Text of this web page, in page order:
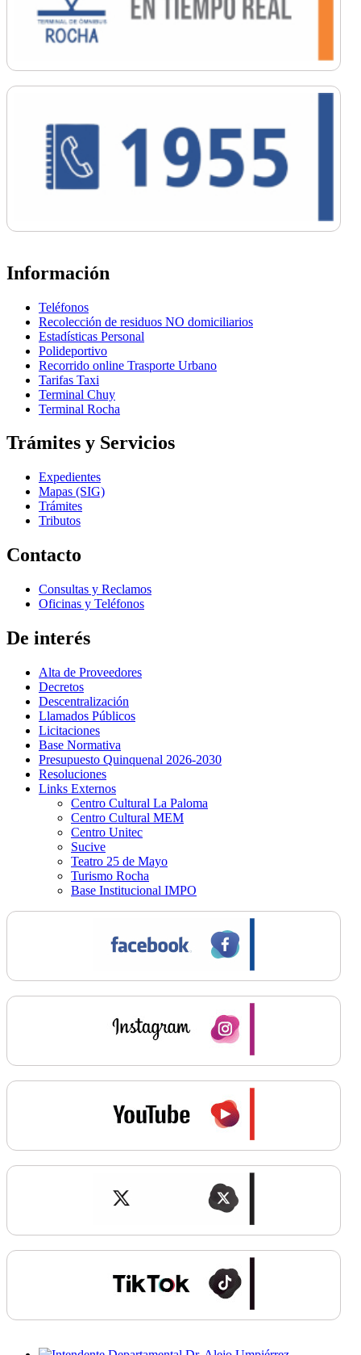
Información
Teléfonos
Recolección de residuos NO domiciliarios
Estadísticas Personal
Polideportivo
Recorrido online Trasporte Urbano
Tarifas Taxi
Terminal Chuy
Terminal Rocha
Trámites y Servicios
Expedientes
Mapas (SIG)
Trámites
Tributos
Contacto
Consultas y Reclamos
Oficinas y Teléfonos
De interés
Alta de Proveedores
Decretos
Descentralización
Llamados Públicos
Licitaciones
Base Normativa
Presupuesto Quinquenal 2026-2030
Resoluciones
Links Externos
Centro Cultural La Paloma
Centro Cultural MEM
Centro Unitec
Sucive
Teatro 25 de Mayo
Turismo Rocha
Base Institucional IMPO